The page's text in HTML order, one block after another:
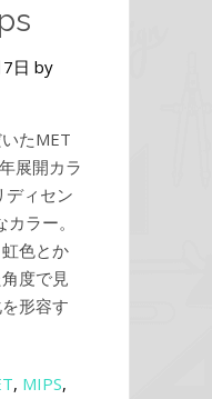
日 by
たMET
展開カラ
ディセン
ラー。
色とか
度で見
形容す
, MIPS,